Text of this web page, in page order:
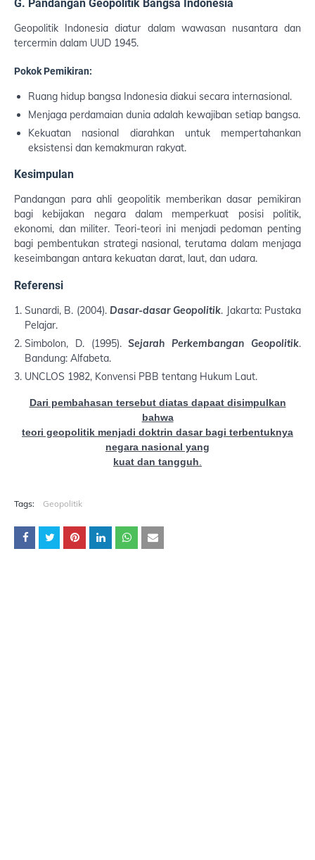
G. Pandangan Geopolitik Bangsa Indonesia
Geopolitik Indonesia diatur dalam wawasan nusantara dan
tercermin dalam UUD 1945.
Pokok Pemikiran:
Ruang hidup bangsa Indonesia diakui secara internasional.
Menjaga perdamaian dunia adalah kewajiban setiap bangsa.
Kekuatan nasional diarahkan untuk mempertahankan
eksistensi dan kemakmuran rakyat.
Kesimpulan
Pandangan para ahli geopolitik memberikan dasar pemikiran
bagi kebijakan negara dalam memperkuat posisi politik,
ekonomi, dan militer. Teori-teori ini menjadi pedoman penting
bagi pembentukan strategi nasional, terutama dalam menjaga
keseimbangan antara kekuatan darat, laut, dan udara.
Referensi
Sunardi, B. (2004). Dasar-dasar Geopolitik. Jakarta: Pustaka
Pelajar.
Simbolon, D. (1995).Sejarah Perkembangan Geopolitik.
Bandung: Alfabeta.
UNCLOS 1982, Konvensi PBB tentang Hukum Laut.
Dari pembahasan tersebut diatas dapaat disimpulkan
bahwa
teori geopolitik menjadi doktrin dasar bagi terbentuknya
negara nasional yang
kuat dan tangguh
Tags: Geopolitik